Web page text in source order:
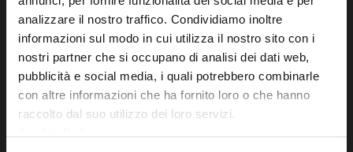
analizzare il nostro traffico. Condividiamo inoltre
informazioni sul modo in cui utilizza il nostro sito con i
nostri partner che si occupano di analisi dei dati web,
pubblicità e social media, i quali potrebbero combinarle
con altre informazioni che ha fornito loro o che hanno
raccolto dal suo utilizzo dei loro servizi.
41121 Modena (MO)
P.I. 00641060363
tel. 059.421211
info@fondazionesancarlo.it